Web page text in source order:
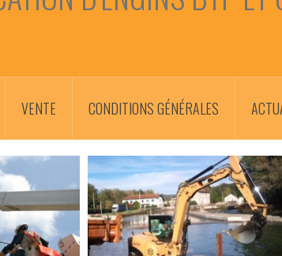
VENTE CONDITIONS GÉNÉRALES